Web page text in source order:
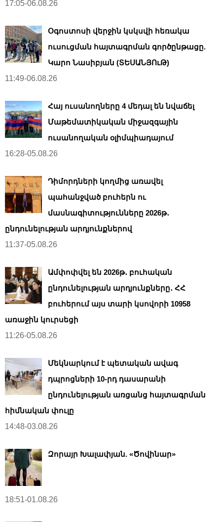
17:05-06.08.26
Օգոստոսի վերջին կսկսվի հեռակա
ուսուցման հայտագրման գործընթացը.
Կարո Նասիբյան (ՏԵՍԱՆՅՈւԹ)
11:49-06.08.26
Հայ ուսանողները 4 մեդալ են նվաճել
Մաթեմատիկական միջազգային
ուսանողական օլիմպիադայում
16:28-05.08.26
Դիմորդների կողմից առավել
պահանջված բուհերն ու
մասնագիտությունները 2026թ․
ընդունելության արդյունքներով
11:37-05.08.26
Ամփոփվել են 2026թ․ բուհական
ընդունելության արդյունքները․ ՀՀ
բուհերում այս տարի կսովորի 10958
առաջին կուրսեցի
11:26-05.08.26
Մեկնարկում է պետական ավագ
դպրոցների 10-րդ դասարանի
ընդունելության առցանց հայտագրման
հիմնական փուլը
14:48-03.08.26
Զորայր Խալափյան. «Ծովինար»
18:51-01.08.26